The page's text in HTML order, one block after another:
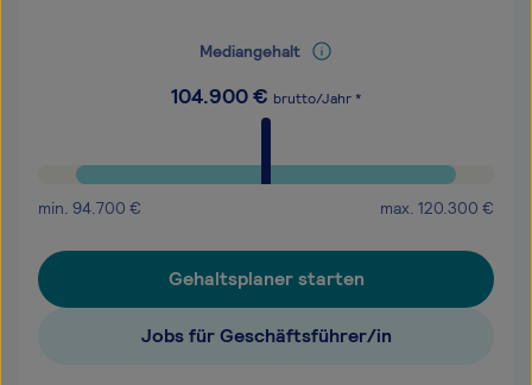
Mediangehalt
104.900€ brutto/Jahr *
min. 94.700 € max. 120.300 €
Gehaltsplaner starten
Jobs für Geschäftsführer/in